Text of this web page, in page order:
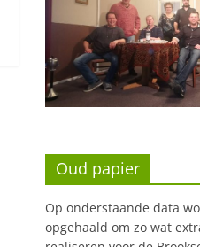
Oud papier
Op onderstaande data
opgehaald om zo wat